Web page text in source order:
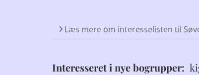
Læs mere om interesselisten til
Interesseret i nye bogrupper: